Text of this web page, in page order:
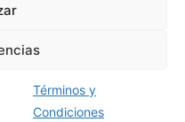
Términos y
Condiciones